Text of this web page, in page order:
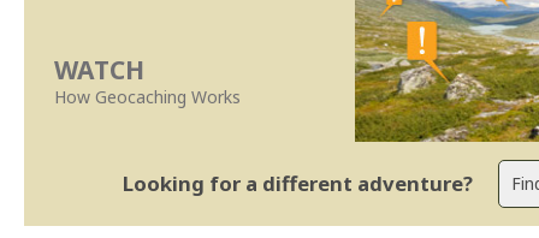
WATCH
How Geocaching Works
Looking for a different adventure?